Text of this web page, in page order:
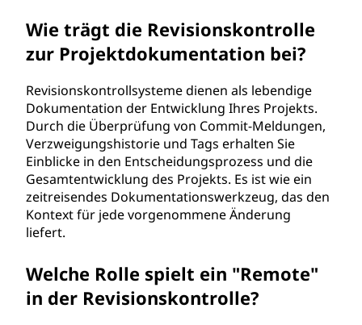
Wie trägt die Revisionskontrolle
zur Projektdokumentation bei?
Revisionskontrollsysteme dienen als lebendige
Dokumentation der Entwicklung Ihres Projekts.
Durch die Überprüfung von Commit-Meldungen,
Verzweigungshistorie und Tags erhalten Sie
Einblicke in den Entscheidungsprozess und die
Gesamtentwicklung des Projekts. Es ist wie ein
zeitreisendes Dokumentationswerkzeug, das den
Kontext für jede vorgenommene Änderung
liefert.
Welche Rolle spielt ein "Remote"
in der Revisionskontrolle?